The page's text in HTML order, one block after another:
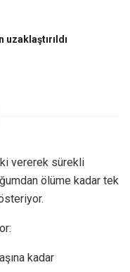
uzaklaştırıldı
vererek sürekli
ölüme kadar tek
kadar